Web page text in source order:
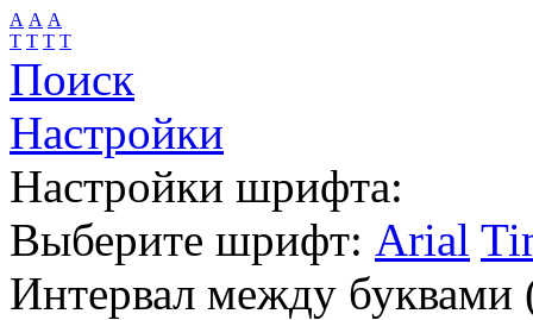
А А А
Т Т Т Т
Поиск
Настройки
Настройки шрифта:
Выберите шрифт: Arial
Интервал между буквами